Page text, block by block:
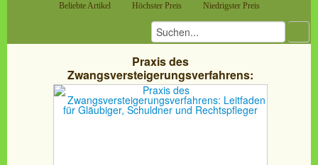
Beliebte Artikel Höchster Preis Niedrigster Preis
Praxis des
Zwangsversteigerungsverfahrens:
Leitfaden für Gläubiger, Schuldner und
Rechtspfleger